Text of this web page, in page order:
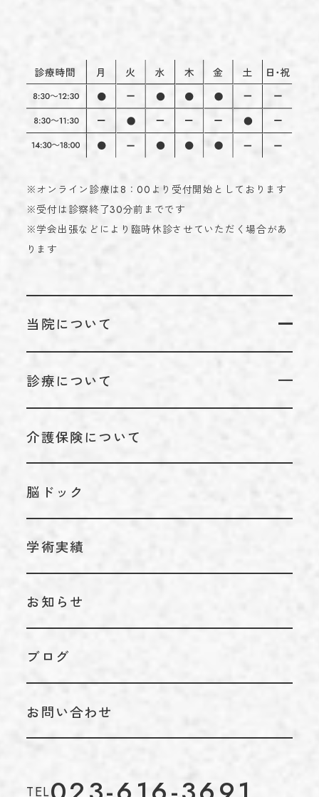
※オンライン診療は8：00より受付開始としております
※受付は診察終了30分前までです
※学会出張などにより臨時休診させていただく場合があ
ります
当院について
代表のあいさつ
アクセス
診療について
リハビリテーション科
介護保険について
脳ドック
学術実績
お知らせ
ブログ
お問い合わせ
TEL